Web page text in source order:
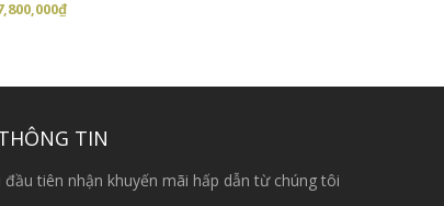
₫Giá
là:
TIN
tiên nhận khuyến mãi hấp dẫn từ chúng tôi